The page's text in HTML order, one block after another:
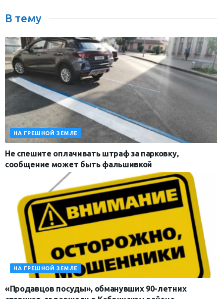
В тему
НА ГРЕШНОЙ ЗЕМЛЕ
Не спешите оплачивать штраф за парковку,
сообщение может быть фальшивкой
НА ГРЕШНОЙ ЗЕМЛЕ
«Продавцов посуды», обманувших 90-летних